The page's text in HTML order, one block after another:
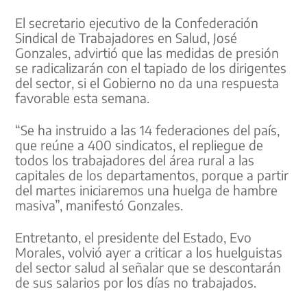
El secretario ejecutivo de la Confederación
Sindical de Trabajadores en Salud, José
Gonzales, advirtió que las medidas de presión
se radicalizarán con el tapiado de los dirigentes
del sector, si el Gobierno no da una respuesta
favorable esta semana.
“Se ha instruido a las 14 federaciones del país,
que reúne a 400 sindicatos, el repliegue de
todos los trabajadores del área rural a las
capitales de los departamentos, porque a partir
del martes iniciaremos una huelga de hambre
masiva”, manifestó Gonzales.
Entretanto, el presidente del Estado, Evo
Morales, volvió ayer a criticar a los huelguistas
del sector salud al señalar que se descontarán
de sus salarios por los días no trabajados.